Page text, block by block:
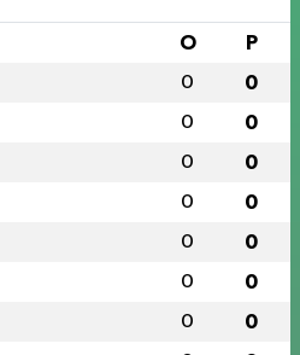
O P
0 0
0 0
0 0
0 0
0 0
0 0
0 0